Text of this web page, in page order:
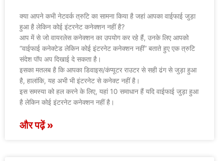
क्या आपने कभी नेटवर्क त्रुटि का सामना किया है जहां आपका वाईफाई जुड़ा
हुआ है लेकिन कोई इंटरनेट कनेक्शन नहीं है?
आप में से जो वायरलेस कनेक्शन का उपयोग कर रहे हैं, उनके लिए आपको
“वाईफाई कनेक्टेड लेकिन कोई इंटरनेट कनेक्शन नहीं” बताते हुए एक त्रुटि
संदेश पॉप अप दिखाई दे सकता है।
इसका मतलब है कि आपका डिवाइस/कंप्यूटर राउटर से सही ढंग से जुड़ा हुआ
है, हालांकि, यह अभी भी इंटरनेट से कनेक्ट नहीं है।
इस समस्या को हल करने के लिए, यहां 10 समाधान हैं यदि वाईफाई जुड़ा हुआ
है लेकिन कोई इंटरनेट कनेक्शन नहीं है।
और पढ़ें »